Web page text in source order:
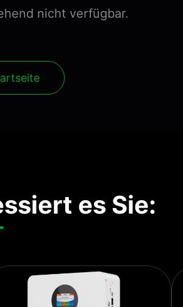
nicht verfügbar.
es Sie: